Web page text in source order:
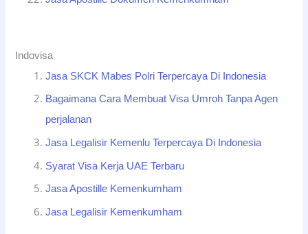
Indovisa
Jasa SKCK Mabes Polri Terpercaya Di Indonesia
Bagaimana Cara Membuat Visa Umroh Tanpa Agen
perjalanan
Jasa Legalisir Kemenlu Terpercaya Di Indonesia
Syarat Visa Kerja UAE Terbaru
Jasa Apostille Kemenkumham
Jasa Legalisir Kemenkumham